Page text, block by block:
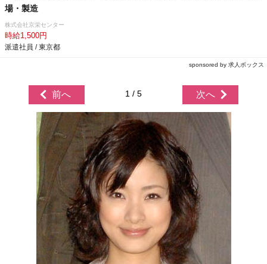
場・製造
株式会社京栄センター
時給1,500円
派遣社員 / 東京都
sponsored by 求人ボックス
前へ 1 / 5 次へ